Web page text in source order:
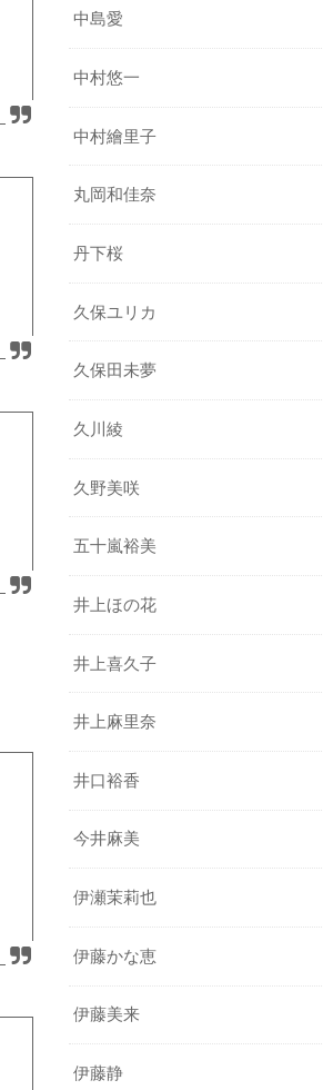
中島愛
中村悠一
中村繪里子
丸岡和佳奈
丹下桜
久保ユリカ
久保田未夢
久川綾
久野美咲
五十嵐裕美
井上ほの花
井上喜久子
井上麻里奈
井口裕香
今井麻美
伊瀬茉莉也
伊藤かな恵
伊藤美来
伊藤静